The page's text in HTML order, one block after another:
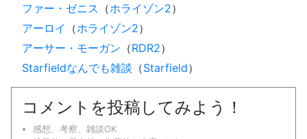
ファー・ゼニス （ホライゾン2）
アーロイ
（ホライゾン2）
アーサー・モーガン （RDR2）
Starfieldなんでも雑談 （Starfield）
コメントを投稿してみよう！
感想、考察、雑談OK